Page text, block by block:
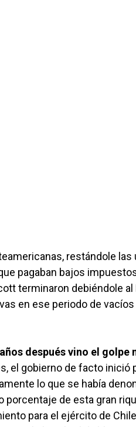
restándole
pagaban bajos
terminaron debiéndole
en ese periodo de vacíos
después vino el
el gobierno de facto inició
lo que se había
de esta gran
para el ejército de